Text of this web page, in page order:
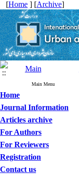
[Home ] [Archive]
Main
Main Menu
Home
Journal Information
Articles archive
For Authors
For Reviewers
Registration
Contact us